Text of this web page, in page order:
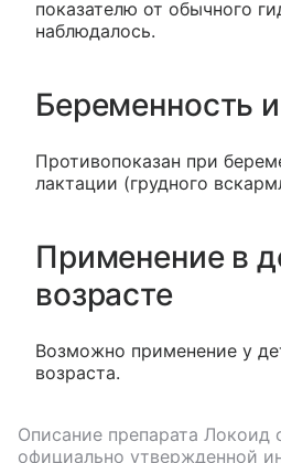
показателю от обычного
наблюдалось.
Беременность
Противопоказан при
лактации (грудного
Применение в
возрасте
Возможно применение у
возраста.
Описание препарата Локоид
официально утвержденной